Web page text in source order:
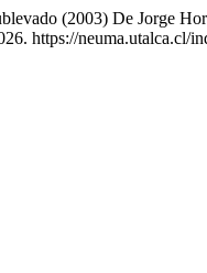
(2003) De Jorge
https://neuma.utalca.cl/